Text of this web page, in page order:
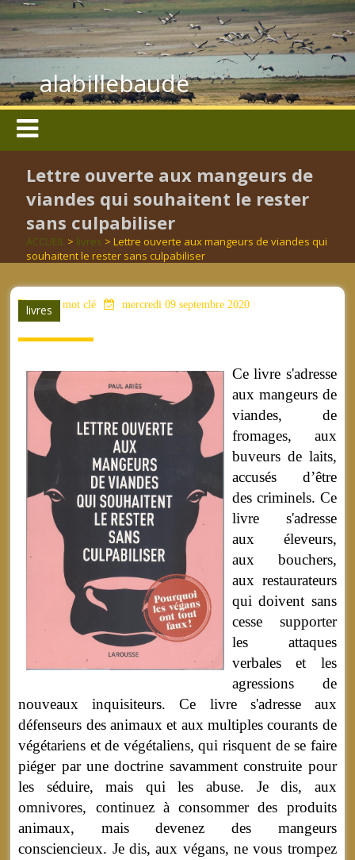
alabillebaude
Lettre ouverte aux mangeurs de
viandes qui souhaitent le rester
sans culpabiliser
ACCUEIL > livres > Lettre ouverte aux mangeurs de viandes qui
souhaitent le rester sans culpabiliser
livres
aucun mot clé mercredi 09 septembre 2020
Ce livre s'adresse
aux mangeurs de
viandes, de
fromages, aux
buveurs de laits,
accusés d’être
des criminels. Ce
livre s'adresse
aux éleveurs,
aux bouchers,
aux restaurateurs
qui doivent sans
cesse supporter
les attaques
verbales et les
agressions de
nouveaux inquisiteurs. Ce livre s'adresse aux
défenseurs des animaux et aux multiples courants de
végétariens et de végétaliens, qui risquent de se faire
piéger par une doctrine savamment construite pour
les séduire, mais qui les abuse. Je dis, aux
omnivores, continuez à consommer des produits
animaux, mais devenez des mangeurs
consciencieux. Je dis, aux végans, ne vous trompez